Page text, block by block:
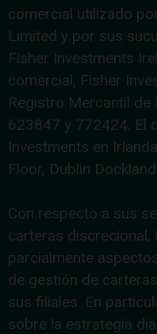
comercial utilizado
Limited y por sus
Fisher Investments
comercial, Fisher
Registro Mercantil de
623847 y 772424. El
Investments en
Floor, Dublin
Con respecto a sus
carteras discrecional,
parcialmente
de gestión de
sus filiales. En
sobre la estrategia